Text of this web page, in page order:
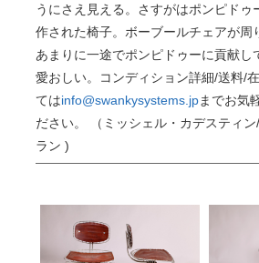
うにさえ見える。さすがはポンピドゥ
作された椅子。ボーブールチェアが周
あまりに一途でポンピドゥーに貢献し
愛おしい。
コンディション詳細/送料/
てはinfo@swankysystems.jpまでお気
ださい。
（ミッシェル・カデスティ
ラン )